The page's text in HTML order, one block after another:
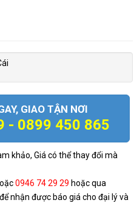
GIAO TẬN NƠI
- 0899 450 865
khảo, Giá có thể thay đổi mà
0946 74 29 29 hoặc qua
để nhận được báo giá cho đại lý và